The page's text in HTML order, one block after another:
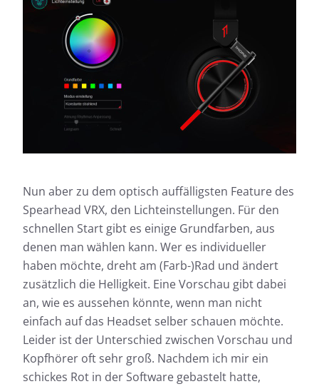
Nun aber zu dem optisch auffälligsten Feature des
Spearhead VRX, den Lichteinstellungen. Für den
schnellen Start gibt es einige Grundfarben, aus
denen man wählen kann. Wer es individueller
haben möchte, dreht am (Farb-)Rad und ändert
zusätzlich die Helligkeit. Eine Vorschau gibt dabei
an, wie es aussehen könnte, wenn man nicht
einfach auf das Headset selber schauen möchte.
Leider ist der Unterschied zwischen Vorschau und
Kopfhörer oft sehr groß. Nachdem ich mir ein
schickes Rot in der Software gebastelt hatte,